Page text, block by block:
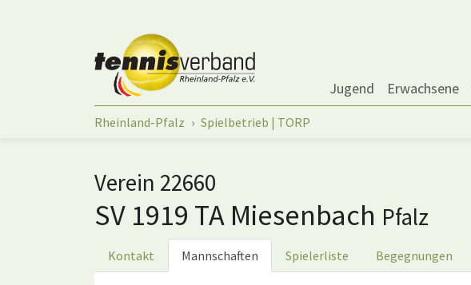
Jugend Erwachsene
Sie sind hier:
Rheinland-Pfalz Spielbetrieb | TORP
Verein 22660
SV 1919 TA Miesenbach Pfalz
Kontakt Mannschaften Spielerliste Begegnungen